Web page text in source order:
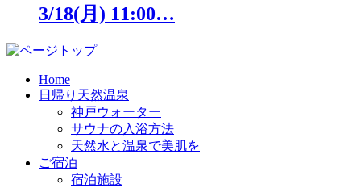
3/18(月) 11:00…
Home
日帰り天然温泉
神戸ウォーター
サウナの入浴方法
天然水と温泉で美肌を
ご宿泊
宿泊施設